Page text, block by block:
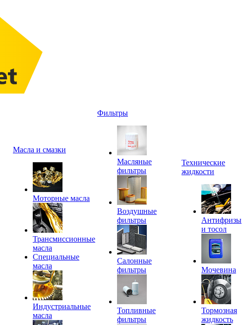
Масла и смазки
Моторные масла
Трансмиссионные
масла
Специальные
масла
Индустриальные
масла
Фильтры
Масляные
фильтры
Воздушные
фильтры
Салонные
фильтры
Топливные
фильтры
Технические
жидкости
Антифризы
и тосол
Мочевина
Тормозная
жидкость